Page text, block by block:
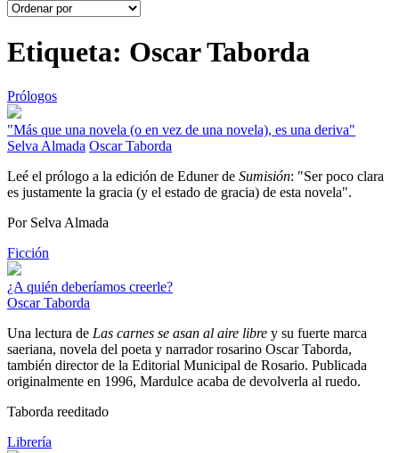
Etiqueta: Oscar Taborda
Prólogos
"Más que una novela (o en vez de una novela), es una deriva"
Selva Almada Oscar Taborda
Leé el prólogo a la edición de Eduner de Sumisión: "Ser poco clara
es justamente la gracia (y el estado de gracia) de esta novela".
Por Selva Almada
Ficción
¿A quién deberíamos creerle?
Oscar Taborda
Una lectura de Las carnes se asan al aire libre y su fuerte marca
saeriana, novela del poeta y narrador rosarino Oscar Taborda,
también director de la Editorial Municipal de Rosario. Publicada
originalmente en 1996, Mardulce acaba de devolverla al ruedo.
Taborda reeditado
Librería